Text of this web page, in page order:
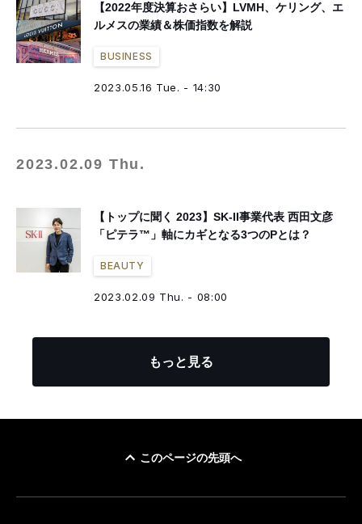
【2022年度決算おさらい】LVMH、ケリング、エ
ルメスの業績＆株価指数を解説
BUSINESS
2023.05.16 Tue. - 14:30
2023.02.09 Thu.
【トップに聞く 2023】SK-II事業代表 西田文彦
「ピテラ™️」軸にカギとなる3つのPとは？
BEAUTY
2023.02.09 Thu. - 08:00
もっと見る
このページの先頭へ